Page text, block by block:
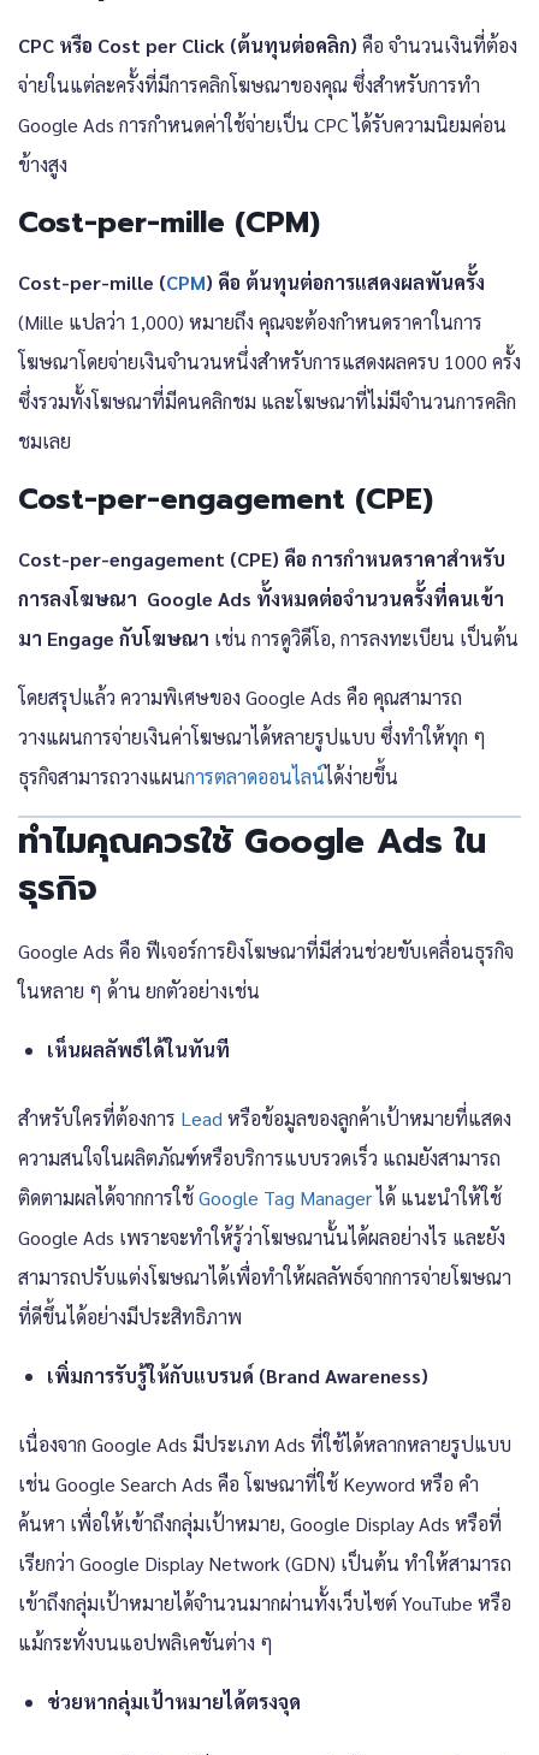
CPC หรือ Cost per Click (ต้นทุนต่อคลิก) คือ จำนวนเงินที่ต้อง
จ่ายในแต่ละครั้งที่มีการคลิกโฆษณาของคุณ ซึ่งสำหรับการทำ
Google Ads การกำหนดค่าใช้จ่ายเป็น CPC ได้รับความนิยมค่อน
ข้างสูง
Cost-per-mille (CPM)
Cost-per-mille (CPM) คือ ต้นทุนต่อการแสดงผลพันครั้ง
(Mille แปลว่า 1,000) หมายถึง คุณจะต้องกำหนดราคาในการ
โฆษณาโดยจ่ายเงินจำนวนหนึ่งสำหรับการแสดงผลครบ 1000 ครั้ง
ซึ่งรวมทั้งโฆษณาที่มีคนคลิกชม และโฆษณาที่ไม่มีจำนวนการคลิก
ชมเลย
Cost-per-engagement (CPE)
Cost-per-engagement (CPE) คือ การกำหนดราคาสำหรับ
การลงโฆษณา Google Ads ทั้งหมดต่อจำนวนครั้งที่คนเข้า
มา Engage กับโฆษณา เช่น การดูวิดีโอ, การลงทะเบียน เป็นต้น
โดยสรุปแล้ว ความพิเศษของ Google Ads คือ คุณสามารถ
วางแผนการจ่ายเงินค่าโฆษณาได้หลายรูปแบบ ซึ่งทำให้ทุก ๆ
ธุรกิจสามารถวางแผนการตลาดออนไลน์ได้ง่ายขึ้น
ทำไมคุณควรใช้ Google Ads ใน
ธุรกิจ
Google Ads คือ ฟีเจอร์การยิงโฆษณาที่มีส่วนช่วยขับเคลื่อนธุรกิจ
ในหลาย ๆ ด้าน ยกตัวอย่างเช่น
เห็นผลลัพธ์ได้ในทันที
สำหรับใครที่ต้องการ Lead หรือข้อมูลของลูกค้าเป้าหมายที่แสดง
ความสนใจในผลิตภัณฑ์หรือบริการแบบรวดเร็ว แถมยังสามารถ
ติดตามผลได้จากการใช้Google Tag Managerได้ แนะนำให้ใช้
Google Ads เพราะจะทำให้รู้ว่าโฆษณานั้นได้ผลอย่างไร และยัง
สามารถปรับแต่งโฆษณาได้เพื่อทำให้ผลลัพธ์จากการจ่ายโฆษณา
ที่ดีขึ้นได้อย่างมีประสิทธิภาพ
เพิ่มการรับรู้ให้กับแบรนด์ (Brand Awareness)
เนื่องจาก Google Ads มีประเภท Ads ที่ใช้ได้หลากหลายรูปแบบ
เช่น Google Search Ads คือ โฆษณาที่ใช้ Keyword หรือ คำ
ค้นหา เพื่อให้เข้าถึงกลุ่มเป้าหมาย, Google Display Ads หรือที่
เรียกว่า Google Display Network (GDN) เป็นต้น ทำให้สามารถ
เข้าถึงกลุ่มเป้าหมายได้จำนวนมากผ่านทั้งเว็บไซต์ YouTube หรือ
แม้กระทั่งบนแอปพลิเคชันต่าง ๆ
ช่วยหากลุ่มเป้าหมายได้ตรงจุด